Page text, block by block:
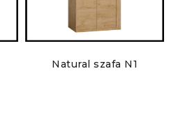
Natural szafa N1